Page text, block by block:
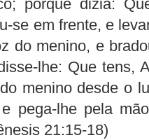
porque dizia:
se em frente, e
do menino, e
lhe: Que tens,
menino desde o
pega-lhe pela
21:15-18)